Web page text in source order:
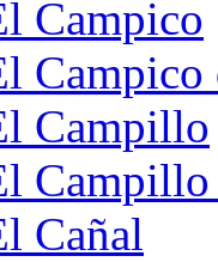
Campico
Campico
Campillo
Cañal